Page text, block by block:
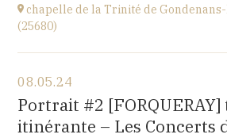
chapelle de la Trinité de
(25680)
Gondenans-les-Moulins
(25680)
at18H00
08.05.24
Portrait #2
itinérante – Les Concerts